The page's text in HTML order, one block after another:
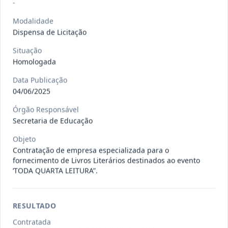
027/2026
Pregão
SEGURO, PARA
Situação:
025/2026
Pregão
Eletrônico
CONTRATAÇÃO DE EMPRESA PARA
LOCAÇÃO
-
Modalidade
Dispensa de Licitação
Situação
Homologada
Data Publicação
04/06/2025
Órgão Responsável
Secretaria de Educação
Objeto
Contratação de empresa especializada para o
fornecimento de Livros Literários destinados ao evento
‘TODA QUARTA LEITURA”.
RESULTADO
Contratada